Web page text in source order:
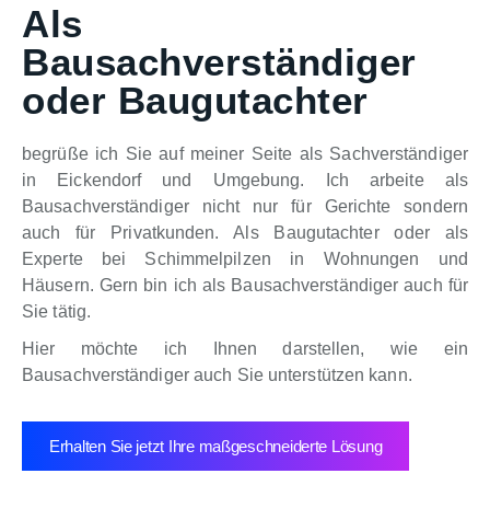
Als
Bausachverständiger
oder Baugutachter
begrüße ich Sie auf meiner Seite als Sachverständiger
in Eickendorf und Umgebung. Ich arbeite als
Bausachverständiger nicht nur für Gerichte sondern
auch für Privatkunden. Als Baugutachter oder als
Experte bei Schimmelpilzen in Wohnungen und
Häusern. Gern bin ich als Bausachverständiger auch für
Sie tätig.
Hier möchte ich Ihnen darstellen, wie ein
Bausachverständiger auch Sie unterstützen kann.
Erhalten Sie jetzt Ihre maßgeschneiderte Lösung